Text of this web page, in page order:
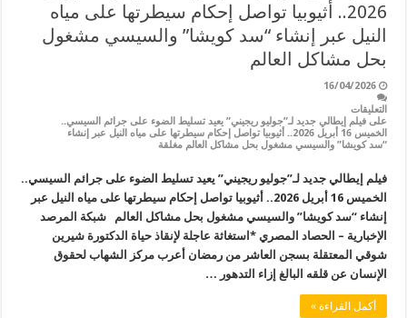
2026.. أثيوبيا تواصل إحكام سيطرتها على مياه
النيل عبر إنشاء “سد كويشا” والسيسي مشغول
بحل مشاكل العالم
16/04/2026
التعليقات
على فيلم إيطالي جديد لـ”جوليو ريجيني” يعيد تسليط الضوء على جرائم السيسي..
الخميس 16 أبريل 2026.. أثيوبيا تواصل إحكام سيطرتها على مياه النيل عبر إنشاء
“سد كويشا” والسيسي مشغول بحل مشاكل العالم مغلقة
فيلم إيطالي جديد لـ”جوليو ريجيني” يعيد تسليط الضوء على جرائم السيسي..
الخميس 16 أبريل 2026.. أثيوبيا تواصل إحكام سيطرتها على مياه النيل عبر
إنشاء “سد كويشا” والسيسي مشغول بحل مشاكل العالم شبكة المرصد
الإخبارية – الحصاد المصري *استغاثة عاجلة لإنقاذ حياة الدكتورة شيرين
شوقي المعتقلة بسجن العاشر من رمضان أعرب مركز الشهاب لحقوق
الإنسان عن قلقه البالغ إزاء التدهور …
أكمل القراءة »